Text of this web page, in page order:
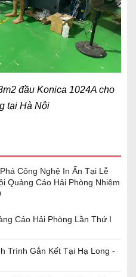
đầu Konica 1024A cho
tại Hà Nội
Công Nghệ In Ấn Tại Lễ
Quảng Cáo Hải Phòng Nhiệm
Cáo Hải Phòng Lần Thứ I
Trình Gắn Kết Tại Hạ Long -